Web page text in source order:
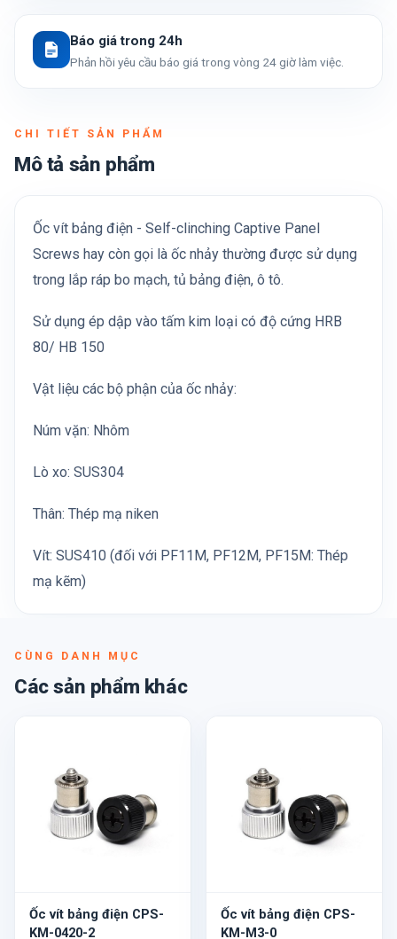
Báo giá trong 24h
Phản hồi yêu cầu báo giá trong vòng 24 giờ làm việc.
CHI TIẾT SẢN PHẨM
Mô tả sản phẩm
Ốc vít bảng điện - Self-clinching Captive Panel
Screws hay còn gọi là ốc nhảy thường được sử dụng
trong lắp ráp bo mạch, tủ bảng điện, ô tô.
Sử dụng ép dập vào tấm kim loại có độ cứng HRB
80/ HB 150
Vật liệu các bộ phận của ốc nhảy:
Núm vặn: Nhôm
Lò xo: SUS304
Thân: Thép mạ niken
Vít: SUS410 (đối với PF11M, PF12M, PF15M: Thép
mạ kẽm)
CÙNG DANH MỤC
Các sản phẩm khác
Ốc vít bảng điện CPS-
KM-0420-2
Ốc vít bảng điện CPS-
KM-M3-0